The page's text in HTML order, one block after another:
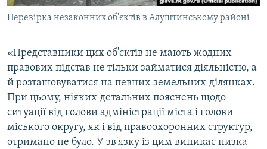
Перевірка незаконних об'єктів в Алуштинському районі
«Представники цих об'єктів не мають жодних
правових підстав не тільки займатися діяльністю, а
й розташовуватися на певних земельних ділянках.
При цьому, ніяких детальних пояснень щодо
ситуації від голови адміністрації міста і голови
міського округу, як і від правоохоронних структур,
отримано не було. У зв'язку із цим виникає низка